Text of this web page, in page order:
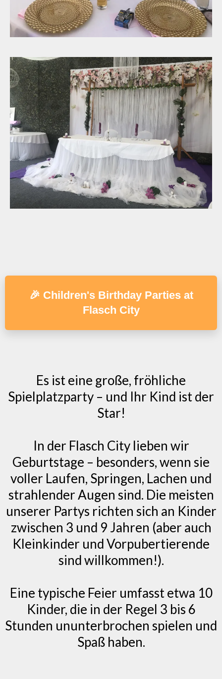
🎉 Children's Birthday Parties at
Flasch City
Es ist eine große, fröhliche
Spielplatzparty – und Ihr Kind ist der
Star!
In der Flasch City lieben wir
Geburtstage – besonders, wenn sie
voller Laufen, Springen, Lachen und
strahlender Augen sind. Die meisten
unserer Partys richten sich an Kinder
zwischen 3 und 9 Jahren (aber auch
Kleinkinder und Vorpubertierende
sind willkommen!).
Eine typische Feier umfasst etwa 10
Kinder, die in der Regel 3 bis 6
Stunden ununterbrochen spielen und
Spaß haben.